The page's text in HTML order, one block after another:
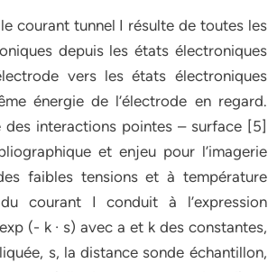
courant tunnel I résulte de toutes les
depuis les états électroniques
vers les états électroniques
énergie de l’électrode en regard.
des interactions pointes – surface [5]
et enjeu pour l’imagerie
faibles tensions et à température
courant I conduit à l’expression
(- k · s) avec a et k des constantes,
s, la distance sonde échantillon,